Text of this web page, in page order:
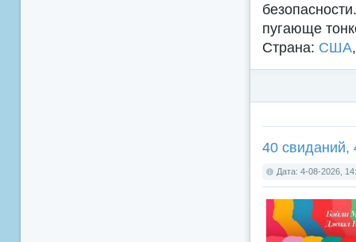
пугающе
Страна: США
40 свиданий,
Дата: 4-08-2026,